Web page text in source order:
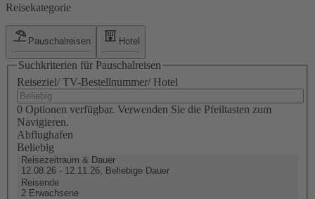
Reisekategorie
Pauschalreisen Hotel
Suchkriterien für Pauschalreisen
Reiseziel/ TV-Bestellnummer/ Hotel
0 Optionen verfügbar. Verwenden Sie die Pfeiltasten zum
Navigieren.
Abflughafen
Beliebig
Reisezeitraum & Dauer
12.08.26 - 12.11.26, Beliebige Dauer
Reisende
2 Erwachsene